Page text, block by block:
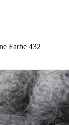
Farbe 432